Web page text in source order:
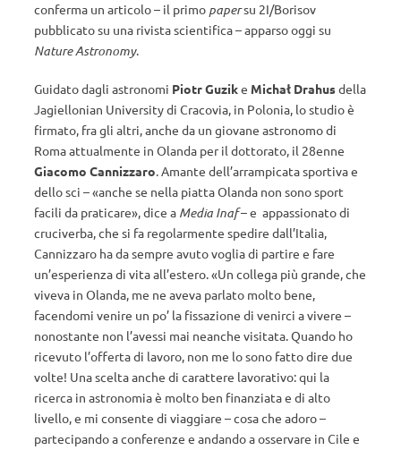
conferma un articolo – il primo papersu 2I/Borisov
pubblicato su una rivista scientifica – apparso oggi su
Nature Astronomy.
Guidato dagli astronomi Piotr Guzike Michał Drahusdella
Jagiellonian University di Cracovia, in Polonia, lo studio è
firmato, fra gli altri, anche da un giovane astronomo di
Roma attualmente in Olanda per il dottorato, il 28enne
Giacomo Cannizzaro. Amante dell’arrampicata sportiva e
dello sci – «anche se nella piatta Olanda non sono sport
facili da praticare», dice a Media Inaf– e appassionato di
cruciverba, che si fa regolarmente spedire dall’Italia,
Cannizzaro ha da sempre avuto voglia di partire e fare
un’esperienza di vita all’estero. «Un collega più grande, che
viveva in Olanda, me ne aveva parlato molto bene,
facendomi venire un po’ la fissazione di venirci a vivere –
nonostante non l’avessi mai neanche visitata. Quando ho
ricevuto l’offerta di lavoro, non me lo sono fatto dire due
volte! Una scelta anche di carattere lavorativo: qui la
ricerca in astronomia è molto ben finanziata e di alto
livello, e mi consente di viaggiare – cosa che adoro –
partecipando a conferenze e andando a osservare in Cile e